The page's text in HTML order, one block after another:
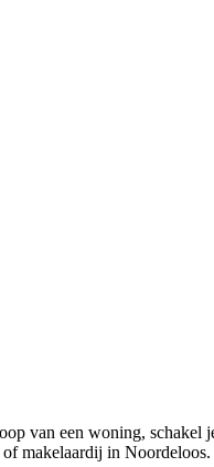
van een woning,
makelaardij in